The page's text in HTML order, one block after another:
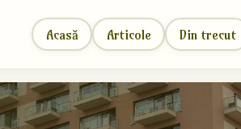
Acasă Articole Din trecut